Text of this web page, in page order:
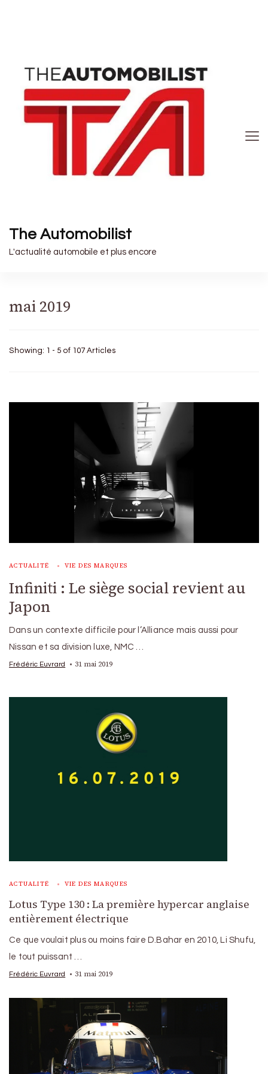
The Automobilist
L'actualité automobile et plus encore
mai 2019
Showing: 1 - 5 of 107 Articles
ACTUALITÉ VIE DES MARQUES
Infiniti : Le siège social revient au
Japon
Dans un contexte difficile pour l’Alliance mais aussi pour
Nissan et sa division luxe, NMC …
Frédéric Euvrard 31 mai 2019
ACTUALITÉ VIE DES MARQUES
Lotus Type 130 : La première hypercar anglaise
entièrement électrique
Ce que voulait plus ou moins faire D.Bahar en 2010, Li Shufu,
le tout puissant …
Frédéric Euvrard 31 mai 2019